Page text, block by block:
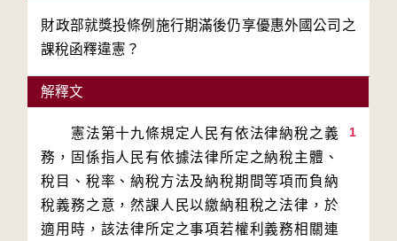
財政部就獎投條例施行期滿後仍享優惠外國公司之
課稅函釋違憲？
解釋文
1
憲法第十九條規定人民有依法律納稅之義
務，固係指人民有依據法律所定之納稅主體、
稅目、稅率、納稅方法及納稅期間等項而負納
稅義務之意，然課人民以繳納租稅之法律，於
適用時，該法律所定之事項若權利義務相關連